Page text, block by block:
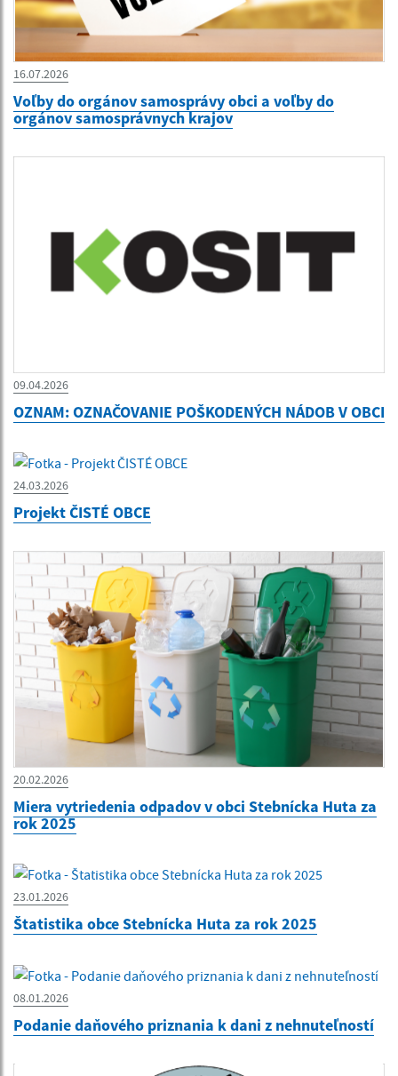
16.07.2026
Voľby do orgánov samosprávy obci a voľby do
orgánov samosprávnych krajov
09.04.2026
OZNAM: OZNAČOVANIE POŠKODENÝCH NÁDOB V OBCI
24.03.2026
Projekt ČISTÉ OBCE
20.02.2026
Miera vytriedenia odpadov v obci Stebnícka Huta za
rok 2025
23.01.2026
Štatistika obce Stebnícka Huta za rok 2025
08.01.2026
Podanie daňového priznania k dani z nehnuteľností